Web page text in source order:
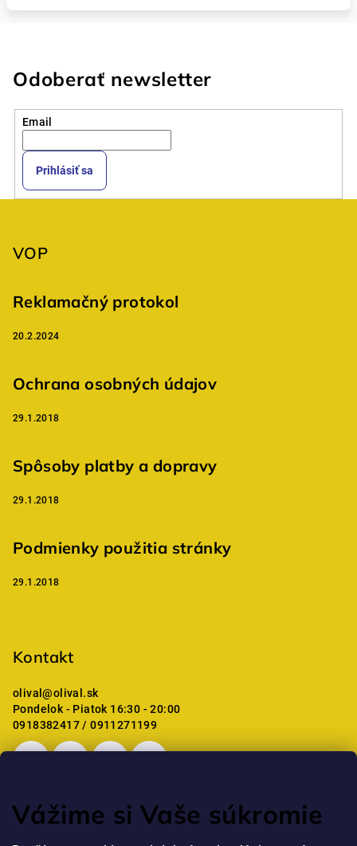
Vážime si Vaše súkromie
Odoberať newsletter
Email
Prihlásiť sa
VOP
Reklamačný protokol
20.2.2024
Ochrana osobných údajov
29.1.2018
Spôsoby platby a dopravy
29.1.2018
Podmienky použitia stránky
29.1.2018
Kontakt
olival@olival.sk
Pondelok - Piatok 16:30 - 20:00
0918382417 / 0911271199